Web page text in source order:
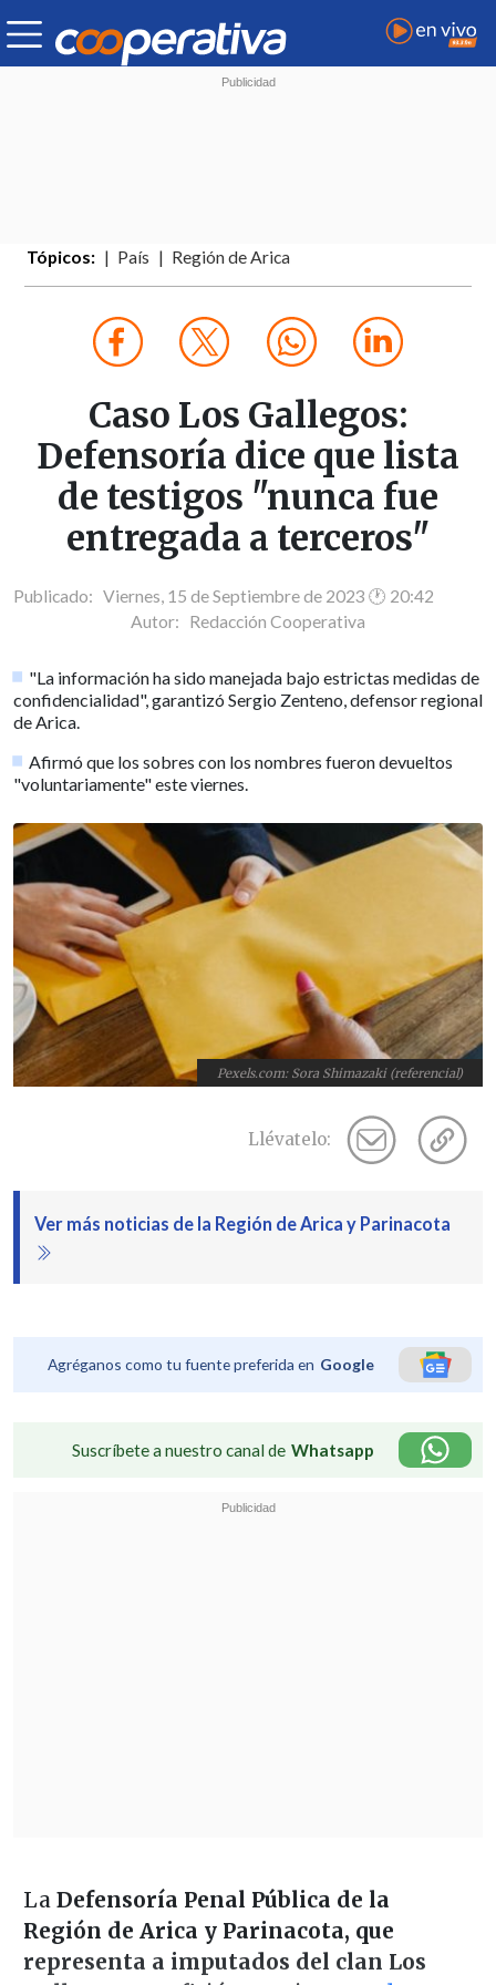
Tópicos: País Región de Arica
Caso Los Gallegos:
Defensoría dice que lista
de testigos "nunca fue
entregada a terceros"
Publicado: Viernes, 15 de Septiembre de 2023 🕐 20:42
Autor: Redacción Cooperativa
"La información ha sido manejada bajo estrictas medidas de
confidencialidad", garantizó Sergio Zenteno, defensor regional
de Arica.
Afirmó que los sobres con los nombres fueron devueltos
"voluntariamente" este viernes.
Pexels.com: Sora Shimazaki (referencial)
Llévatelo:
Ver más noticias de la Región de Arica y Parinacota
Agréganos como tu fuente preferida en Google
Suscríbete a nuestro canal de Whatsapp
La Defensoría Penal Pública de la
Región de Arica y Parinacota, que
representa a imputados del clan Los